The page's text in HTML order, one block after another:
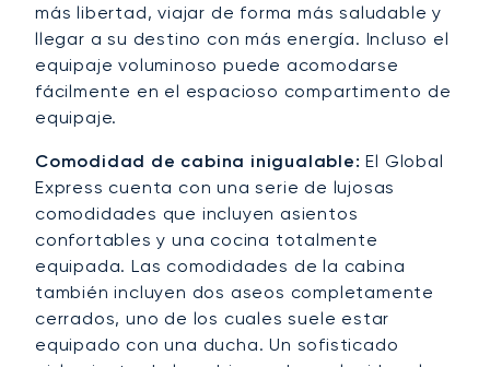
más libertad, viajar de forma más saludable y
llegar a su destino con más energía. Incluso el
equipaje voluminoso puede acomodarse
fácilmente en el espacioso compartimento de
equipaje.
Comodidad de cabina inigualable: El Global
Express cuenta con una serie de lujosas
comodidades que incluyen asientos
confortables y una cocina totalmente
equipada. Las comodidades de la cabina
también incluyen dos aseos completamente
cerrados, uno de los cuales suele estar
equipado con una ducha. Un sofisticado